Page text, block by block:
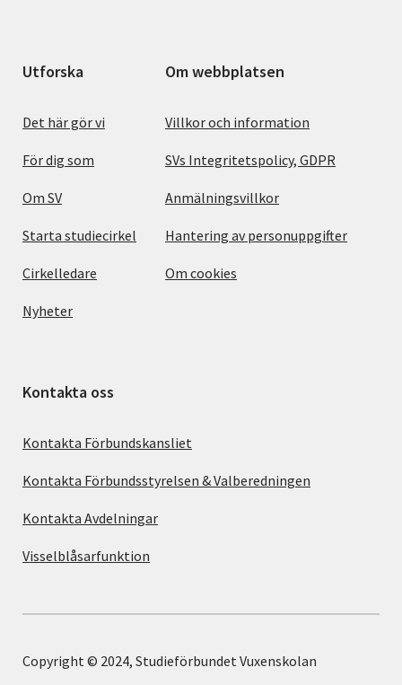
Utforska
Det här gör vi
För dig som
Om SV
Starta studiecirkel
Cirkelledare
Nyheter
Om webbplatsen
Villkor och information
SVs Integritetspolicy, GDPR
Anmälningsvillkor
Hantering av personuppgifter
Om cookies
Kontakta oss
Kontakta Förbundskansliet
Kontakta Förbundsstyrelsen & Valberedningen
Kontakta Avdelningar
Visselblåsarfunktion
Copyright © 2024, Studieförbundet Vuxenskolan